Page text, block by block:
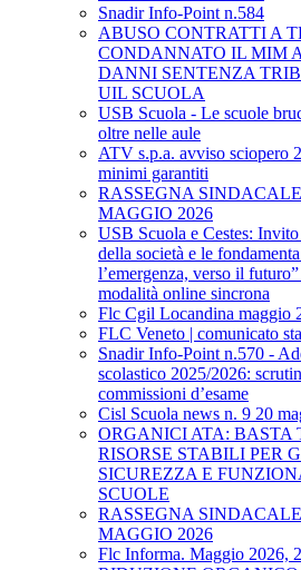
Snadir Info-Point n.584
ABUSO CONTRATTI A
CONDANNATO IL MIM
DANNI SENTENZA
UIL SCUOLA
USB Scuola - Le scuole
oltre nelle aule
ATV s.p.a. avviso sciopero
minimi garantiti
RASSEGNA
MAGGIO 2026
USB Scuola e Cestes:
della società e le
l’emergenza, verso il
modalità online sincrona
Flc Cgil Locandina maggio
FLC Veneto | comunicato
Snadir Info-Point n.570 -
scolastico 2025/2026:
commissioni d’esame
Cisl Scuola news n. 9 20
ORGANICI ATA: BASTA
RISORSE STABILI PER
SICUREZZA E
SCUOLE
RASSEGNA
MAGGIO 2026
Flc Informa. Maggio 2026, 2